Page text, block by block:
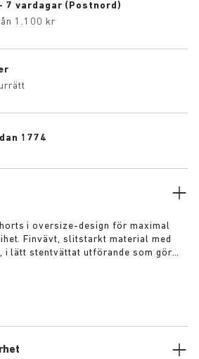
7 vardagar (Postnord)
1.100 kr
1774
i oversize-design för maximal
Finvävt, slitstarkt material med
i lätt stentvättat utförande som gör
att den djupa, rena färgtonen